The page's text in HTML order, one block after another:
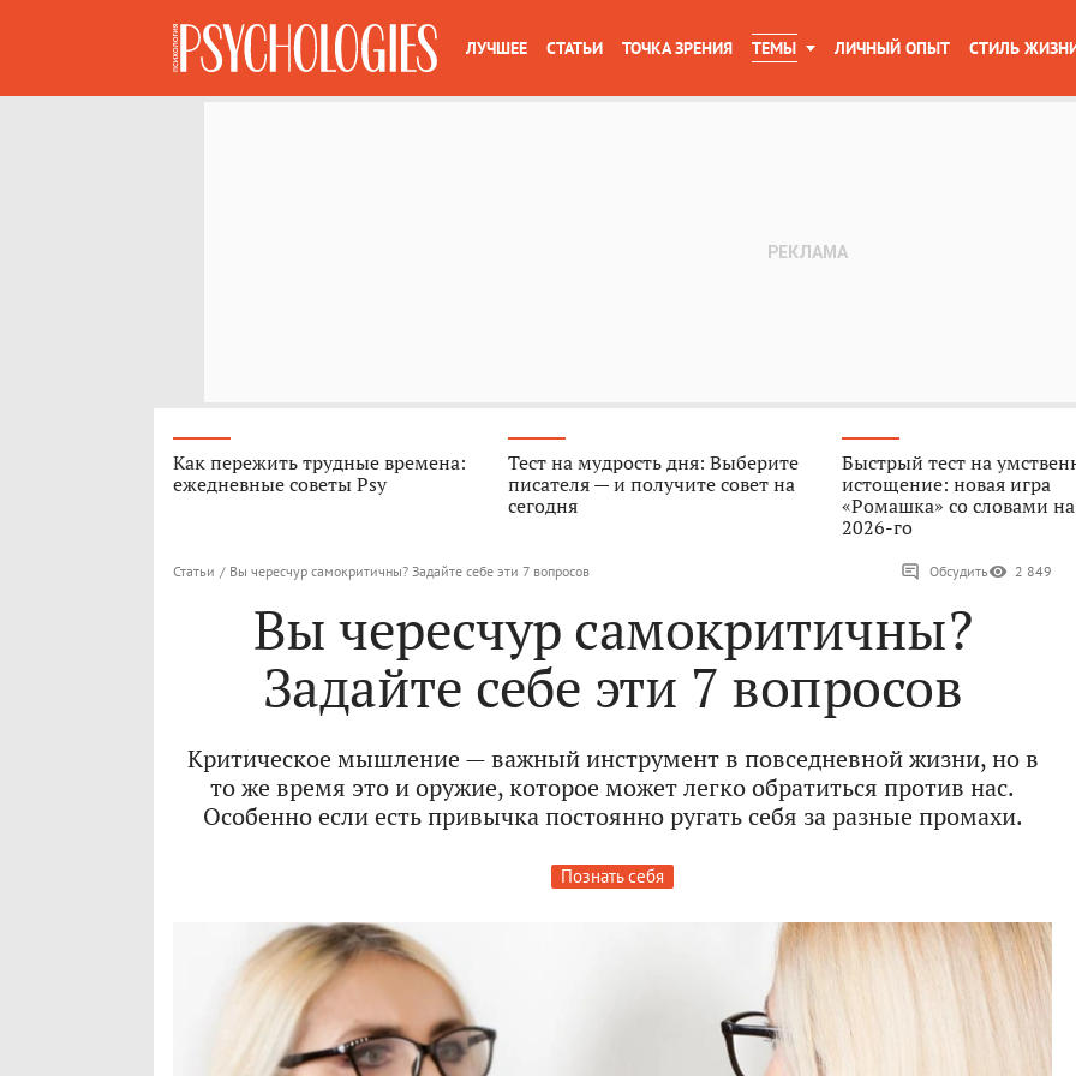
ЛУЧШЕЕ СТАТЬИ ТОЧКА ЗРЕНИЯ ТЕМЫ ЛИЧНЫЙ ОПЫТ СТИЛЬ
Как пережить трудные времена:
ежедневные советы Psy
Тест на мудрость дня: Выберите
писателя — и получите совет на
сегодня
Быстрый тест на
истощение: новая игра
«Ромашка» со словами на
2026-го
Статьи / Вы чересчур самокритичны? Задайте себе эти 7 вопросов Обсудить 2 849
Вы чересчур самокритичны?
Задайте себе эти 7 вопросов
Критическое мышление — важный инструмент в повседневной жизни, но в
то же время это и оружие, которое может легко обратиться против нас.
Особенно если есть привычка постоянно ругать себя за разные промахи.
Познать себя